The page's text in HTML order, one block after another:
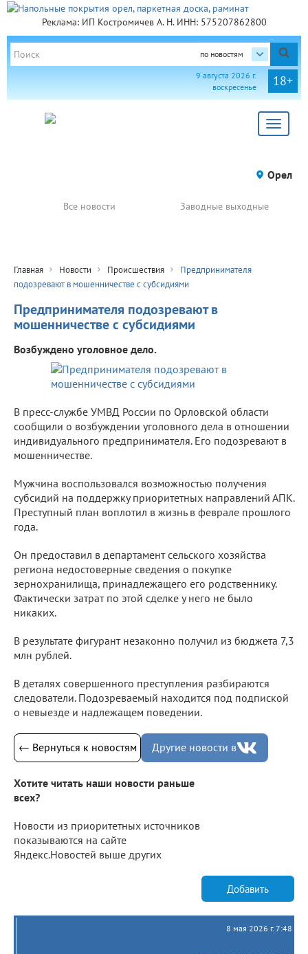
Реклама: ИП Костромичев А. Н. ИНН: 575207862800
по новостям
18+
9 августа 2026 г.
воскресенье
Toggle
Орел
Все новости Заводные выходные
Главная Новости Происшествия
Предпринимателя
подозревают в мошенничестве с субсидиями
Предпринимателя подозревают в
мошенничестве с субсидиями
Возбуждено уголовное дело.
В пресс-службе УМВД России по Орловской области
сообщили о возбуждении уголовного дела в отношении
индивидуального предпринимателя. Его подозревают в
мошенничестве.
Мужчина воспользовался возможностью получения
субсидий на поддержку приоритетных направлений АПК.
Преступный план воплотил в жизнь в феврале прошлого
года.
Он предоставил в департамент сельского хозяйства
региона недостоверные сведения о покупке
зернохранилища, принадлежащего его родственнику.
Фактически затрат по этой сделке у него не было
никаких.
В результате фигурант незаконно получил из бюджета 7,3
млн рублей.
В деталях совершенного преступления разбираются
следователи. Подозреваемый находится под подпиской
о невыезде и надлежащем поведении.
← Вернуться к новостям Другие новости в
Хотите читать наши новости раньше
всех?
Новости из приоритетных источников
показываются на сайте
Яндекс.Новостей выше других
Добавить
8 мая 2026 г. 7:48